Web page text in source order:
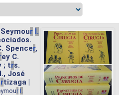
r I.
Spencer,
ey C.
; trs.
José
rtizaga |
r I.